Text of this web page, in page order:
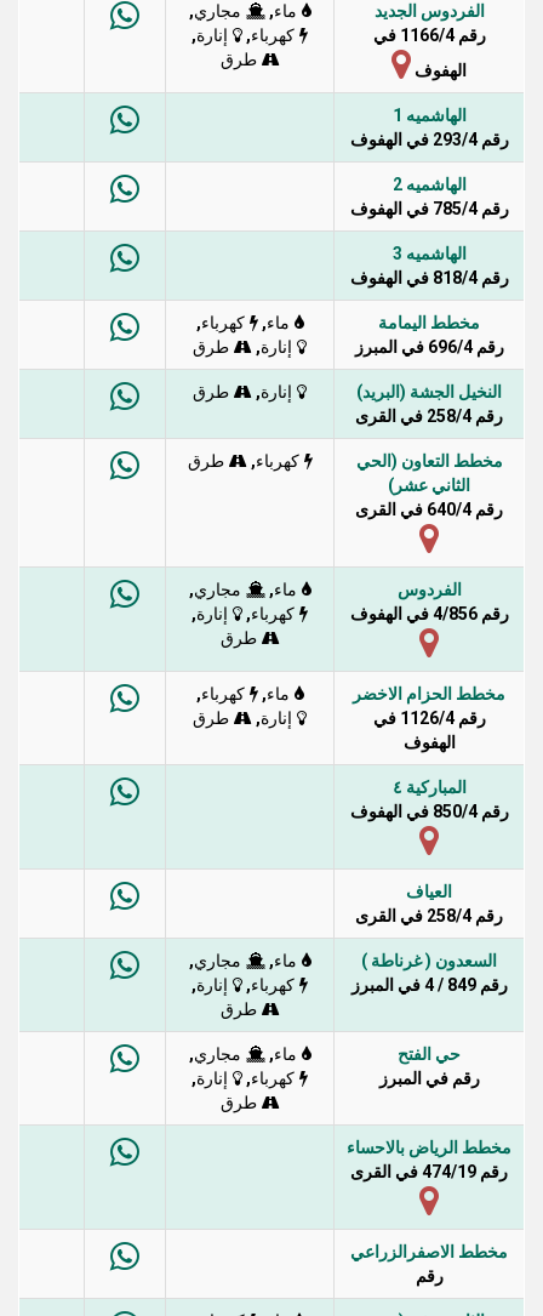
الفردوس الجديد
رقم 1166/4 في
الهفوف
ماء, مجاري,
كهرباء, إنارة,
طرق
الهاشميه 1
رقم 293/4 في الهفوف
الهاشميه 2
رقم 785/4 في الهفوف
الهاشميه 3
رقم 818/4 في الهفوف
مخطط اليمامة
رقم 696/4 في المبرز
ماء, كهرباء,
إنارة, طرق
النخيل الجشة (البريد)
رقم 258/4 في القرى
إنارة, طرق
مخطط التعاون (الحي
الثاني عشر)
رقم 640/4 في القرى
كهرباء, طرق
الفردوس
رقم 4/856 في الهفوف
ماء, مجاري,
كهرباء, إنارة,
طرق
مخطط الحزام الاخضر
رقم 1126/4 في
الهفوف
ماء, كهرباء,
إنارة, طرق
المباركية ٤
رقم 850/4 في الهفوف
العياف
رقم 258/4 في القرى
السعدون ( غرناطة )
رقم 849 / 4 في المبرز
ماء, مجاري,
كهرباء, إنارة,
طرق
حي الفتح
رقم في المبرز
ماء, مجاري,
كهرباء, إنارة,
طرق
مخطط الرياض بالاحساء
رقم 474/19 في القرى
مخطط الاصفرالزراعي
رقم